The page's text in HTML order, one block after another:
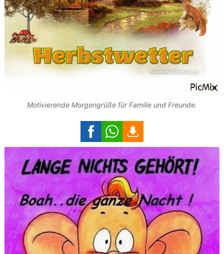
Motivierende Morgengrüße für Familie und Freunde.